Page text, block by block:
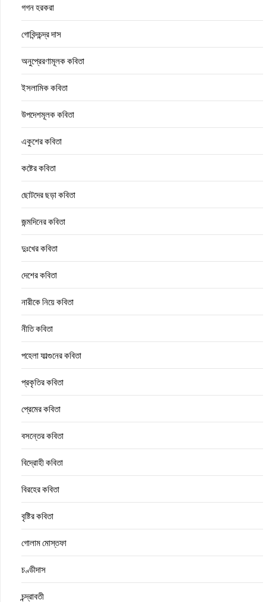
গগন হরকরা
গোবিন্দচন্দ্র দাস
অনুপ্রেরণামূলক কবিতা
ইসলামিক কবিতা
উপদেশমূলক কবিতা
একুশের কবিতা
কষ্টের কবিতা
ছোটদের ছড়া কবিতা
জন্মদিনের কবিতা
দুঃখের কবিতা
দেশের কবিতা
নারীকে নিয়ে কবিতা
নীতি কবিতা
পহেলা ফাল্গুনের কবিতা
প্রকৃতির কবিতা
প্রেমের কবিতা
বসন্তের কবিতা
বিদ্রোহী কবিতা
বিরহের কবিতা
বৃষ্টির কবিতা
গোলাম মোস্তফা
চণ্ডীদাস
চন্দ্রাবতী